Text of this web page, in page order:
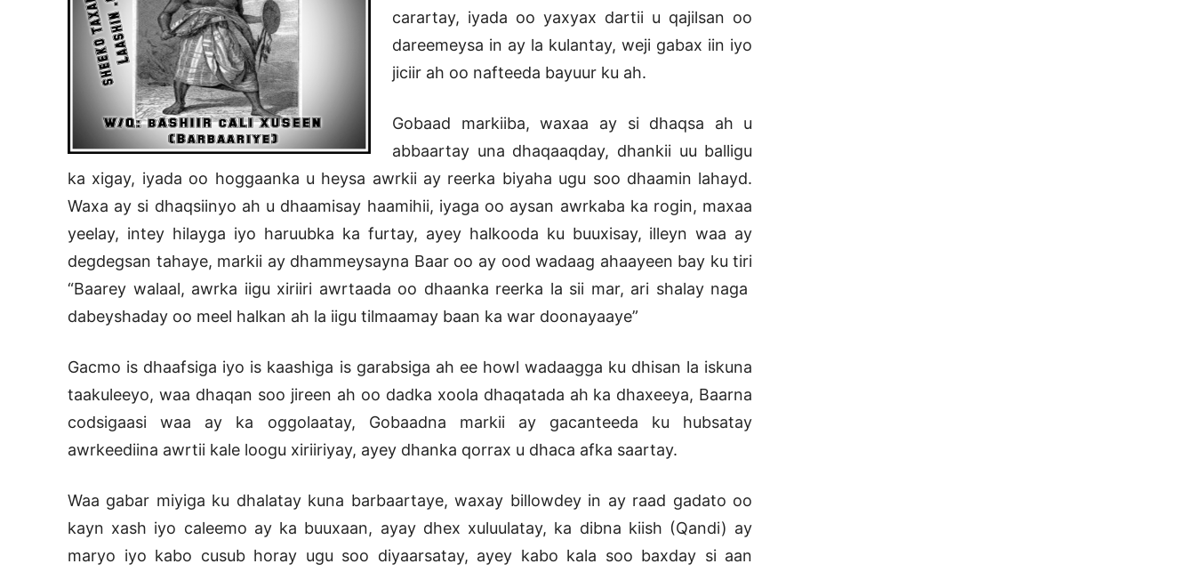
carartay, iyada oo yaxyax dartii u qajilsan oo
dareemeysa in ay la kulantay, weji gabax iin iyo
jiciir ah oo nafteeda bayuur ku ah.
Gobaad markiiba, waxaa ay si dhaqsa ah u
abbaartay una dhaqaaqday, dhankii uu balligu
ka xigay, iyada oo hoggaanka u heysa awrkii ay reerka biyaha ugu soo dhaamin lahayd.
Waxa ay si dhaqsiinyo ah u dhaamisay haamihii, iyaga oo aysan awrkaba ka rogin, maxaa
yeelay, intey hilayga iyo haruubka ka furtay, ayey halkooda ku buuxisay, illeyn waa ay
degdegsan tahaye, markii ay dhammeysayna Baar oo ay ood wadaag ahaayeen bay ku tiri
“Baarey walaal, awrka iigu xiriiri awrtaada oo dhaanka reerka la sii mar, ari shalay naga
dabeyshaday oo meel halkan ah la iigu tilmaamay baan ka war doonayaaye”
Gacmo is dhaafsiga iyo is kaashiga is garabsiga ah ee howl wadaagga ku dhisan la iskuna
taakuleeyo, waa dhaqan soo jireen ah oo dadka xoola dhaqatada ah ka dhaxeeya, Baarna
codsigaasi waa ay ka oggolaatay, Gobaadna markii ay gacanteeda ku hubsatay
awrkeediina awrtii kale loogu xiriiriyay, ayey dhanka qorrax u dhaca afka saartay.
Waa gabar miyiga ku dhalatay kuna barbaartaye, waxay billowdey in ay raad gadato oo
kayn xash iyo caleemo ay ka buuxaan, ayay dhex xuluulatay, ka dibna kiish (Qandi) ay
maryo iyo kabo cusub horay ugu soo diyaarsatay, ayey kabo kala soo baxday si aan